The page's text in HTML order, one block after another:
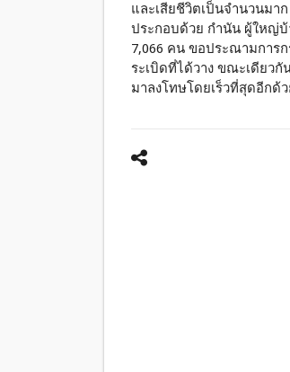
และเสียชีวิตเป็นจำนวนมา
ประกอบด้วย กำนัน ผู้ใหญ่
7,066 คน ขอประณามการ
ระเบิดที่ได้วาง ขณะเดียวกั
มาลงโทษโดยเร็วที่สุดอีกด้ว